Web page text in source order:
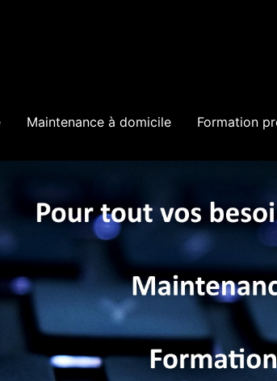
Maintenance à domicile Formation